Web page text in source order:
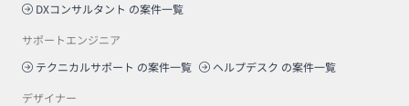
DXコンサルタント の案件一覧
サポートエンジニア
テクニカルサポート の案件一覧 ヘルプデスク の案件一覧
デザイナー